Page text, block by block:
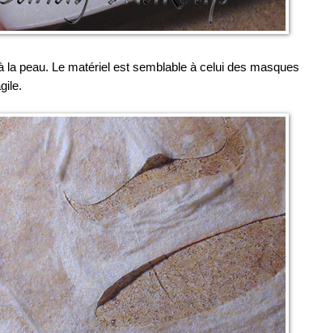
peau. Le matériel est semblable à celui des masques